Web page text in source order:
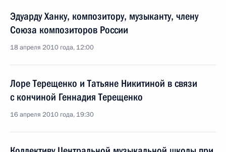
Эдуарду Ханку, композитору, музыканту, члену
Союза композиторов России
18 апреля 2010 года, 12:00
Лоре Терещенко и Татьяне Никитиной в связи
с кончиной Геннадия Терещенко
16 апреля 2010 года, 19:30